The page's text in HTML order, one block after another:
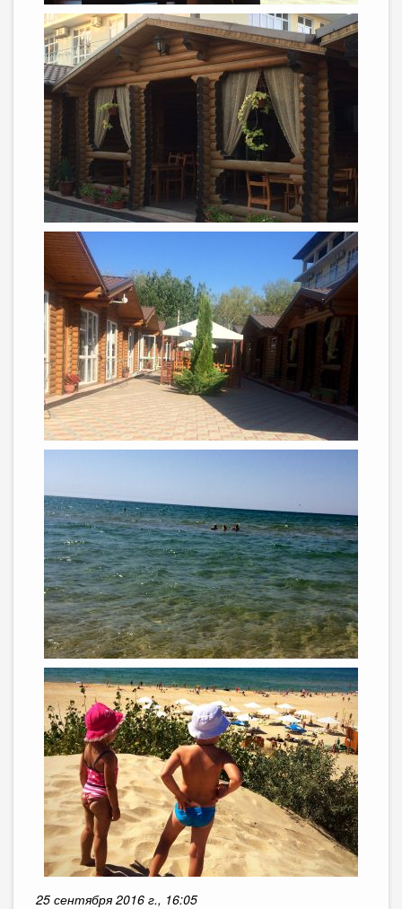
25 сентября 2016 г., 16:05